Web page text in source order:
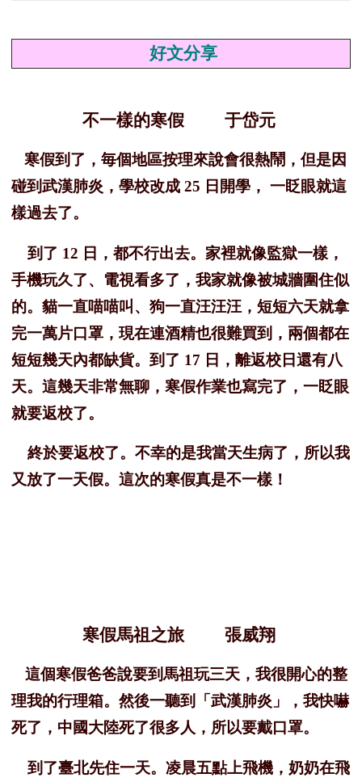
好文分享
不一樣的寒假 于岱元
寒假到了，毎個地區按理來說會很熱鬧，但是因
碰到武漢肺炎，學校改成 25 日開學， 一眨眼就這
樣過去了。
到了 12 日，都不行出去。家裡就像監獄一樣，
手機玩久了、電視看多了，我家就像被城牆圍住似
的。貓一直喵喵叫、狗一直汪汪汪，短短六天就拿
完一萬片口罩，現在連酒精也很難買到，兩個都在
短短幾天內都缺貨。到了 17 日，離返校日還有八
天。這幾天非常無聊，寒假作業也寫完了，一眨眼
就要返校了。
終於要返校了。不幸的是我當天生病了，所以我
又放了一天假。這次的寒假真是不一樣！
寒假馬祖之旅 張威翔
這個寒假爸爸說要到馬祖玩三天，我很開心的整
理我的行理箱。然後一聽到「武漢肺炎」，我快嚇
死了，中國大陸死了很多人，所以要戴口罩。
到了臺北先住一天。凌晨五點上飛機，奶奶在飛